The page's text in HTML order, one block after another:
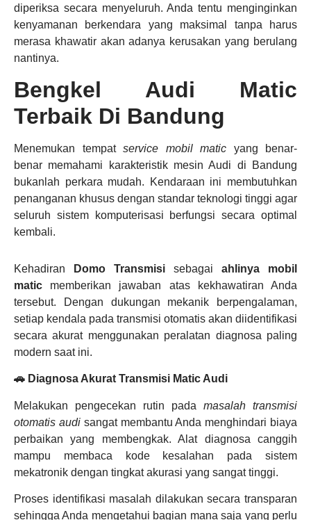
diperiksa secara menyeluruh. Anda tentu menginginkan
kenyamanan berkendara yang maksimal tanpa harus
merasa khawatir akan adanya kerusakan yang berulang
nantinya.
Bengkel Audi Matic
Terbaik Di Bandung
Menemukan tempat service mobil matic yang benar-
benar memahami karakteristik mesin Audi di Bandung
bukanlah perkara mudah. Kendaraan ini membutuhkan
penanganan khusus dengan standar teknologi tinggi agar
seluruh sistem komputerisasi berfungsi secara optimal
kembali.
Kehadiran Domo Transmisi sebagai ahlinya mobil
matic memberikan jawaban atas kekhawatiran Anda
tersebut. Dengan dukungan mekanik berpengalaman,
setiap kendala pada transmisi otomatis akan diidentifikasi
secara akurat menggunakan peralatan diagnosa paling
modern saat ini.
🚗 Diagnosa Akurat Transmisi Matic Audi
Melakukan pengecekan rutin pada masalah transmisi
otomatis audisangat membantu Anda menghindari biaya
perbaikan yang membengkak. Alat diagnosa canggih
mampu membaca kode kesalahan pada sistem
mekatronik dengan tingkat akurasi yang sangat tinggi.
Proses identifikasi masalah dilakukan secara transparan
sehingga Anda mengetahui bagian mana saja yang perlu